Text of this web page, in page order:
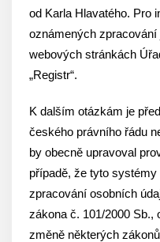
od Karla Hlavatého. Pro
oznámených
webových stránkách
„Registr“.
K dalším otázkám je
českého právního řádu
by obecně upravoval
případě, že tyto
zpracování osobních
zákona č. 101/2000 Sb.,
změně některých